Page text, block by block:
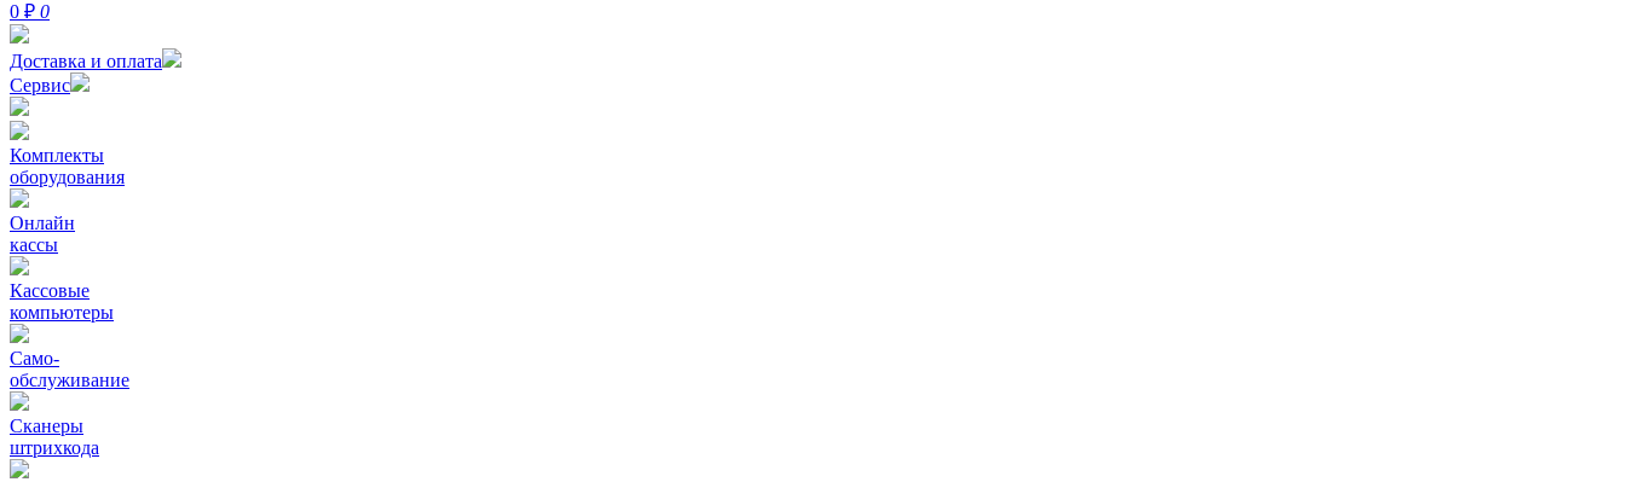
0 ₽ 0
Доставка и оплата
Сервис
Комплекты
оборудования
Онлайн
кассы
Кассовые
компьютеры
Само-
обслуживание
Сканеры
штрихкода